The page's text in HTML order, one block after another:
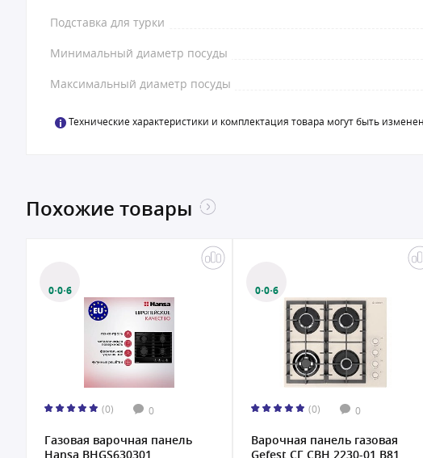
Подставка для турки
Минимальный диаметр посуды
Максимальный диаметр посуды
Технические характеристики и комплектация товара могут быть
Похожие товары
0·0·6
(0) 0
Газовая варочная панель
Hansa BHGS630301
0·0·6
(0) 0
Варочная панель газовая
Gefest СГ СВН 2230-01 B81